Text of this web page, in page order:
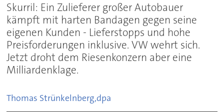
Skurril: Ein Zulieferer großer Autobauer
kämpft mit harten Bandagen gegen seine
eigenen Kunden - Lieferstopps und hohe
Preisforderungen inklusive. VW wehrt sich.
Jetzt droht dem Riesenkonzern aber eine
Milliardenklage.
Thomas Strünkelnberg,dpa